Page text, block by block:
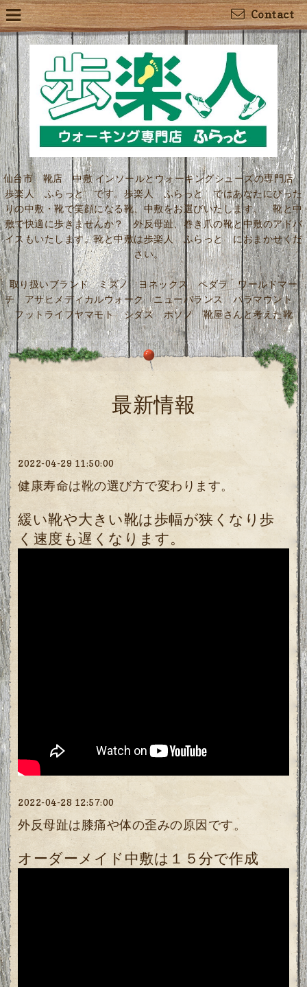
Contact
仙台市 靴店 中敷 インソールとウォーキングシューズの専門店
歩楽人 ふらっと です。歩楽人 ふらっと ではあなたにぴった
りの中敷・靴で笑顔になる靴、中敷をお選びいたします。 靴と中
敷で快適に歩きませんか？ 外反母趾、巻き爪の靴と中敷のアドバ
イスもいたします。靴と中敷は歩楽人 ふらっと におまかせくだ
さい。
取り扱いブランド ミズノ ヨネックス ペダラ ワールドマー
チ アサヒメディカルウォーク ニューバランス パラマウント
フットライフヤマモト シダス ホソノ 靴屋さんと考えた靴
最新情報
2022-04-29 11:50:00
健康寿命は靴の選び方で変わります。
緩い靴や大きい靴は歩幅が狭くなり歩
く速度も遅くなります。
2022-04-28 12:57:00
外反母趾は膝痛や体の歪みの原因です。
オーダーメイド中敷は１５分で作成